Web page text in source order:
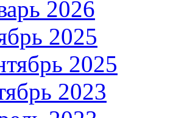
2026
2025
2025
2023